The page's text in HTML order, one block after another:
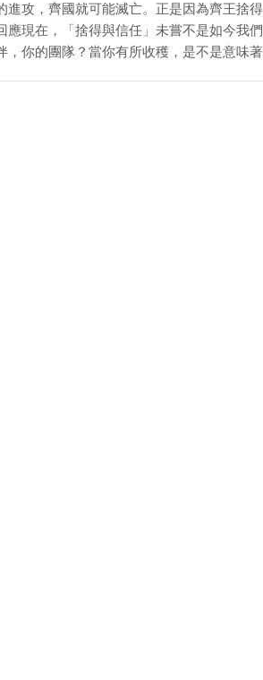
進攻，齊國就可能滅亡。正是因為齊王捨
應現在，「捨得與信任」未嘗不是如今我
，你的團隊？當你有所收穫，是不是意味